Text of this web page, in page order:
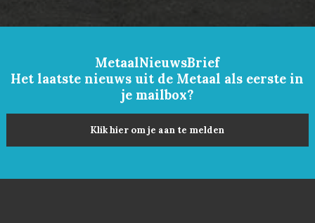
MetaalNieuwsBrief
Het laatste nieuws uit de Metaal als eerste in
je mailbox?
Klik hier om je aan te melden